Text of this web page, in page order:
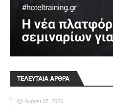
ΤΕΛΕΥΤΑΙΑ ΑΡΘΡΑ
August 07, 2026